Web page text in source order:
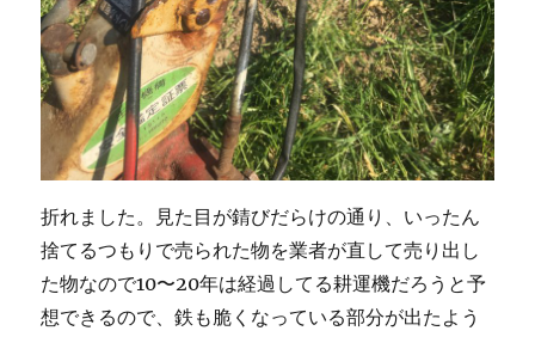
合
を
修
正
に
折れました。見た目が錆びだらけの通り、いったん
捨てるつもりで売られた物を業者が直して売り出し
た物なので10〜20年は経過してる耕運機だろうと予
想できるので、鉄も脆くなっている部分が出たよう